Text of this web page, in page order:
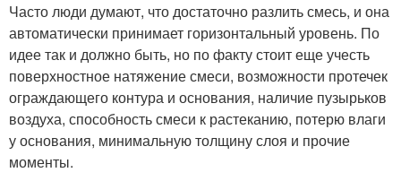
Часто люди думают, что достаточно разлить смесь, и она
автоматически принимает горизонтальный уровень. По
идее так и должно быть, но по факту стоит еще учесть
поверхностное натяжение смеси, возможности протечек
ограждающего контура и основания, наличие пузырьков
воздуха, способность смеси к растеканию, потерю влаги
у основания, минимальную толщину слоя и прочие
моменты.